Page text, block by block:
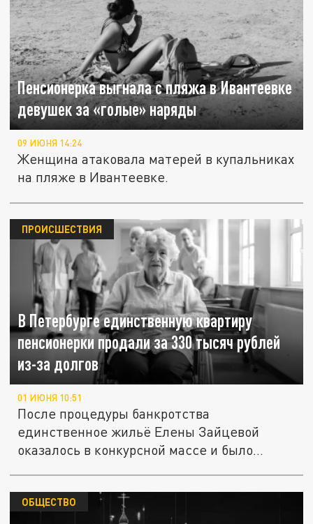
Пенсионерка выгнала с пляжа в Ивантеевке
девушек за «голые» наряды
09 ИЮНЯ 14:24
Женщина атаковала матерей в купальниках
на пляже в Ивантеевке.
В Петербурге единственную квартиру
пенсионерки продали за 330 тысяч рублей
из-за долгов
ПРОИСШЕСТВИЯ
01 ИЮНЯ 10:51
После процедуры банкротства
единственное жильё Елены Зайцевой
оказалось в конкурсной массе и было
ОБЩЕСТВО